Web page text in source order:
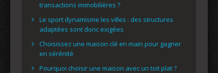
transactions immobilières ?
Le sport dynamisme les villes : des structures
adaptées sont donc exigées
Choisissez une maison clé en main pour gagner
en sérénité
Pourquoi choisir une maison avec un toit plat ?